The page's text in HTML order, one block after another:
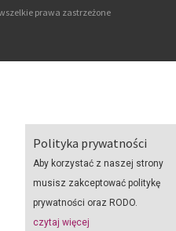
Polityka prywatności
Aby korzystać z naszej strony
musisz zakceptować politykę
prywatności oraz RODO.
czytaj więcej
prawa zastrzeżone